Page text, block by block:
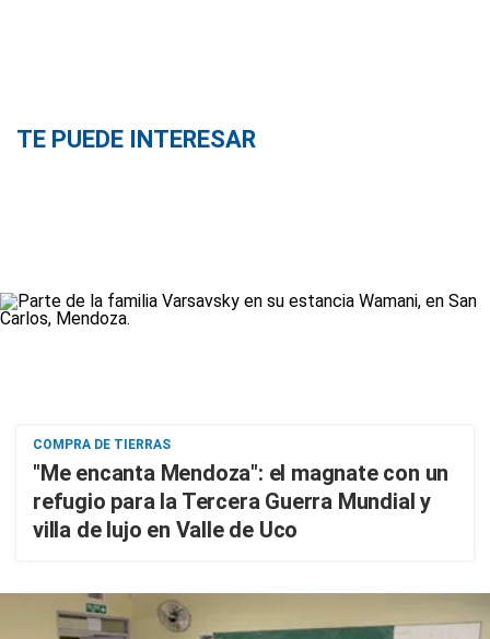
TE PUEDE INTERESAR
COMPRA DE TIERRAS
"Me encanta Mendoza": el magnate con un
refugio para la Tercera Guerra Mundial y
villa de lujo en Valle de Uco